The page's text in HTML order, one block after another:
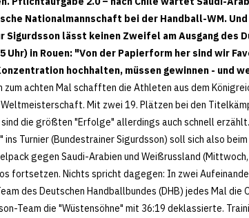
Nationalmannschaft bei der Handball-WM.
Sigurdsson lässt keinen Zweifel am Ausgang des
Uhr) in Rouen: "Von der Papierform her sind wir
hochhalten, müssen gewinnen - und
zum achten Mal schafften die Athleten aus dem
Mit zwei 19. Plätzen bei den
die größten "Erfolge" allerdings auch schnell
ins Turnier (Bundestrainer Sigurdsson) soll sich also
gegen Saudi-Arabien und Weißrussland (Mittwoch,
fortsetzen. Nichts spricht dagegen: In zwei
des Deutschen Handballbundes (DHB) jedes Mal die
Team die "Wüstensöhne" mit 36:19 deklassierte.